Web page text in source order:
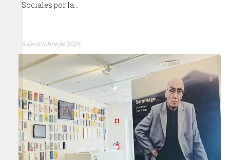
Sociales por la…
9 de octubre de 2025